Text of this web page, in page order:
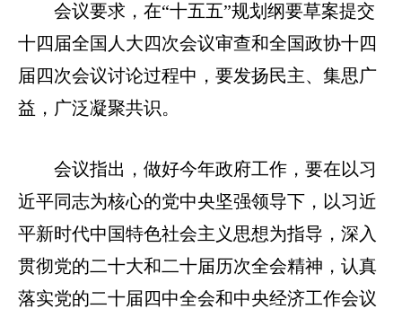
会议要求，在“十五五”规划纲要草案提交
十四届全国人大四次会议审查和全国政协十四
届四次会议讨论过程中，要发扬民主、集思广
益，广泛凝聚共识。
会议指出，做好今年政府工作，要在以习
近平同志为核心的党中央坚强领导下，以习近
平新时代中国特色社会主义思想为指导，深入
贯彻党的二十大和二十届历次全会精神，认真
落实党的二十届四中全会和中央经济工作会议